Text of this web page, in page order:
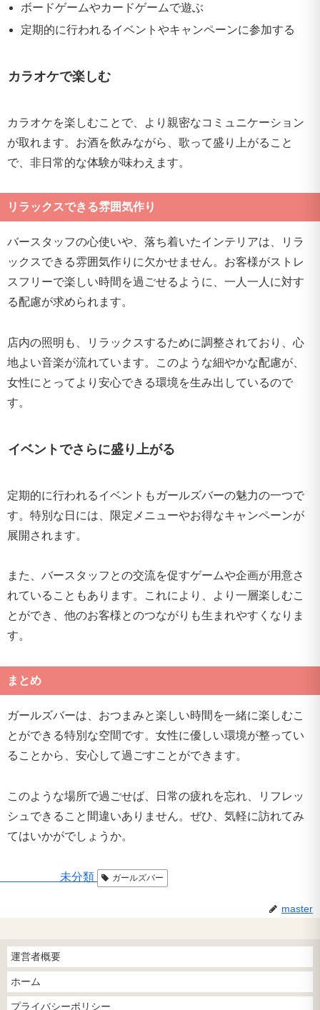
ボードゲームやカードゲームで遊ぶ
定期的に行われるイベントやキャンペーンに参加する
カラオケで楽しむ
カラオケを楽しむことで、より親密なコミュニケーション
が取れます。お酒を飲みながら、歌って盛り上がること
で、非日常的な体験が味わえます。
リラックスできる雰囲気作り
バースタッフの心使いや、落ち着いたインテリアは、リラ
ックスできる雰囲気作りに欠かせません。お客様がストレ
スフリーで楽しい時間を過ごせるように、一人一人に対す
る配慮が求められます。
店内の照明も、リラックスするために調整されており、心
地よい音楽が流れています。このような細やかな配慮が、
女性にとってより安心できる環境を生み出しているので
す。
イベントでさらに盛り上がる
定期的に行われるイベントもガールズバーの魅力の一つで
す。特別な日には、限定メニューやお得なキャンペーンが
展開されます。
また、バースタッフとの交流を促すゲームや企画が用意さ
れていることもあります。これにより、より一層楽しむこ
とができ、他のお客様とのつながりも生まれやすくなりま
す。
まとめ
ガールズバーは、おつまみと楽しい時間を一緒に楽しむこ
とができる特別な空間です。女性に優しい環境が整ってい
ることから、安心して過ごすことができます。
このような場所で過ごせば、日常の疲れを忘れ、リフレッ
シュできること間違いありません。ぜひ、気軽に訪れてみ
てはいかがでしょうか。
未分類 ガールズバー
master
運営者概要
ホーム
プライバシーポリシー